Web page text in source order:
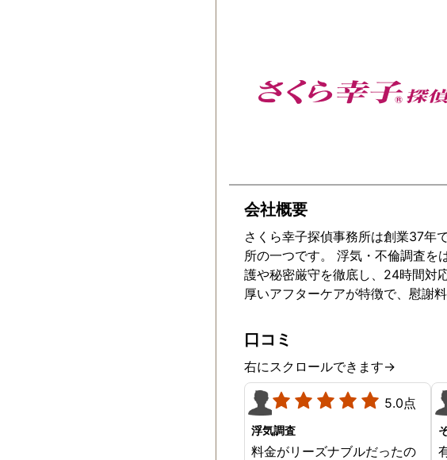
会社概要
さくら幸子探偵事務所は創業37年
所の一つです。 浮気・不倫調査を
護や秘密厳守を徹底し、24時間対
厚いアフターケアが特徴で、慰謝
口コミ
右にスクロールできます→
5.0点
浮気調査
料金がリーズナブルだったの